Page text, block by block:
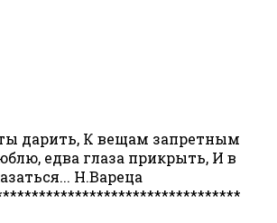
дарить, К вещам запретным
едва глаза прикрыть, И в
Н.Вареца